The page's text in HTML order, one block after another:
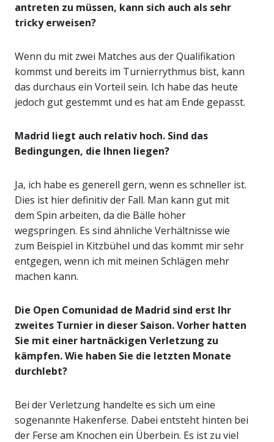
antreten zu müssen, kann sich auch als sehr
tricky erweisen?
Wenn du mit zwei Matches aus der Qualifikation
kommst und bereits im Turnierrythmus bist, kann
das durchaus ein Vorteil sein. Ich habe das heute
jedoch gut gestemmt und es hat am Ende gepasst.
Madrid liegt auch relativ hoch. Sind das
Bedingungen, die Ihnen liegen?
Ja, ich habe es generell gern, wenn es schneller ist.
Dies ist hier definitiv der Fall. Man kann gut mit
dem Spin arbeiten, da die Bälle höher
wegspringen. Es sind ähnliche Verhältnisse wie
zum Beispiel in Kitzbühel und das kommt mir sehr
entgegen, wenn ich mit meinen Schlägen mehr
machen kann.
Die Open Comunidad de Madrid sind erst Ihr
zweites Turnier in dieser Saison. Vorher hatten
Sie mit einer hartnäckigen Verletzung zu
kämpfen. Wie haben Sie die letzten Monate
durchlebt?
Bei der Verletzung handelte es sich um eine
sogenannte Hakenferse. Dabei entsteht hinten bei
der Ferse am Knochen ein Überbein. Es ist zu viel